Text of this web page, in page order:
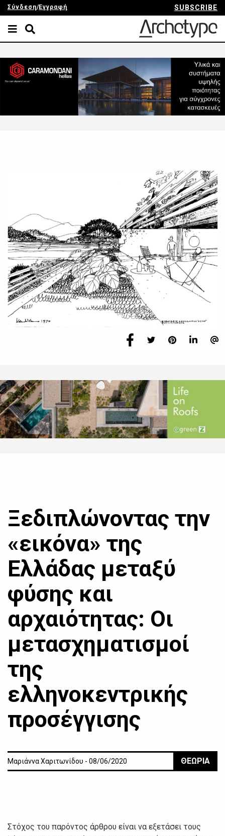
Σύνδεση/Εγγραφή SUBSCRIBE
Ξεδιπλώνοντας την
«εικόνα» της
Ελλάδας μεταξύ
φύσης και
αρχαιότητας: Οι
μετασχηματισμοί
της
ελληνοκεντρικής
προσέγγισης
Μαριάννα Χαριτωνίδου - 08/06/2020 ΘΕΩΡΙΑ
Στόχος του παρόντος άρθρου είναι να εξετάσει τους